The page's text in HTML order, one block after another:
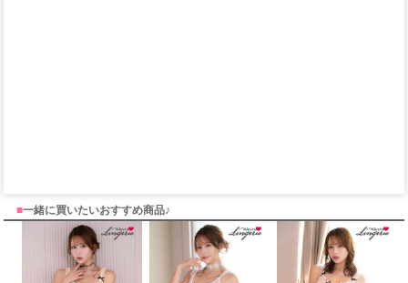
■一緒に買いたいおすすめ商品♪